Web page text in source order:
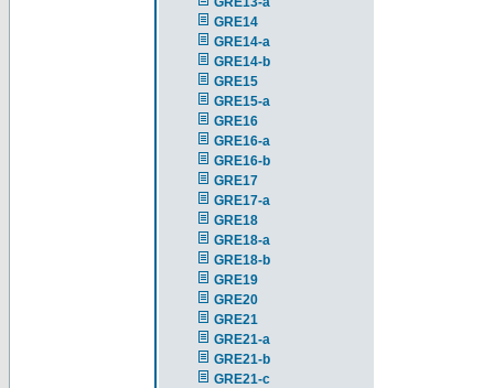
GRE14
GRE14-a
GRE14-b
GRE15
GRE15-a
GRE16
GRE16-a
GRE16-b
GRE17
GRE17-a
GRE18
GRE18-a
GRE18-b
GRE19
GRE20
GRE21
GRE21-a
GRE21-b
GRE21-c